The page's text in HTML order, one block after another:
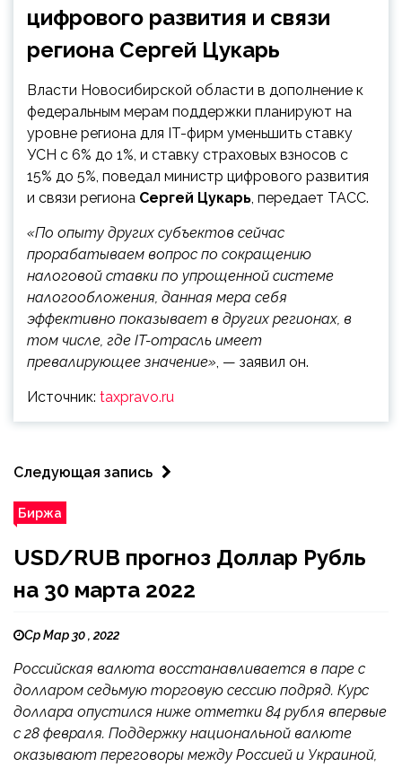
цифрового развития и связи
региона Сергей Цукарь
Власти Новосибирской области в дополнение к
федеральным мерам поддержки планируют на
уровне региона для IT-фирм уменьшить ставку
УСН с 6% до 1%, и ставку страховых взносов с
15% до 5%, поведал министр цифрового развития
и связи региона Сергей Цукарь, передает ТАСС.
«По опыту других субъектов сейчас
прорабатываем вопрос по сокращению
налоговой ставки по упрощенной системе
налогообложения, данная мера себя
эффективно показывает в других регионах, в
том числе, где IT-отрасль имеет
превалирующее значение», — заявил он.
Источник: taxpravo.ru
Следующая запись
Биржа
USD/RUB прогноз Доллар Рубль
на 30 марта 2022
Ср Мар 30 , 2022
Российская валюта восстанавливается в паре с
долларом седьмую торговую сессию подряд. Курс
доллара опустился ниже отметки 84 рубля впервые
с 28 февраля. Поддержку национальной валюте
оказывают переговоры между Россией и Украиной,